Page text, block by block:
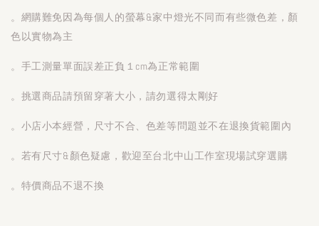
。網購難免因為每個人的螢幕&家中燈光不同而有些微色差，顏
色以實物為主
。手工測量單面誤差正負１cm為正常範圍
。挑選商品請預留穿著大小，請勿選得太剛好
。小店小本經營，尺寸不合、色差等問題並不在退換貨範圍內
。若有尺寸&顏色疑慮，歡迎至台北中山工作室現場試穿選購
。特價商品不退不換